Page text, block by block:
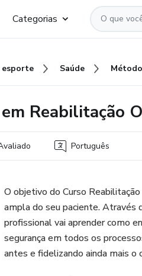
Categorias
esporte Saúde
Reabilitação
Português
O objetivo do Curso
ampla do seu paciente. Através
profissional vai aprender como
segurança em todos os
antes e fidelizando ainda mais o